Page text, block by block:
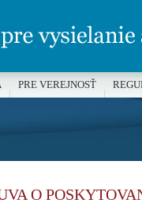
O
PRE VEREJNOSŤ